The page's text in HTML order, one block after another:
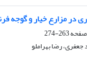
در مزارع خیار و گوجه
263-274
رضا بهراملو